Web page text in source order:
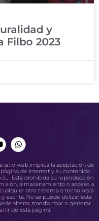
y
Filbo 2023
sitio web implica la aceptación de
página de internet y su contenido
. Está prohibida su reproducción
almacenamiento o acceso a
otro sistema o tecnología
escrita. No se puede utilizar este
alterar, transformar o generar
de esta página.